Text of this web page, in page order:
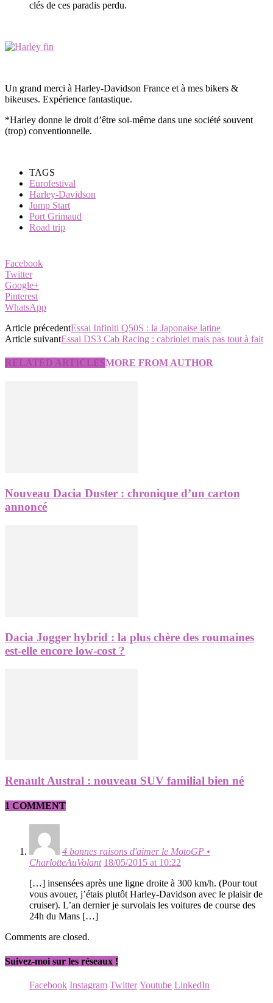
clés de ces paradis perdu.
Un grand merci à Harley-Davidson France et à mes bikers &
bikeuses. Expérience fantastique.
*Harley donne le droit d’être soi-même dans une société souvent
(trop) conventionnelle.
TAGS
Eurofestival
Harley-Davidson
Jump Start
Port Grimaud
Road trip
Facebook
Twitter
Google+
Pinterest
WhatsApp
Article précedentEssai Infiniti Q50S : la Japonaise latine
Article suivantEssai DS3 Cab Racing : cabriolet mais pas tout à fait
RELATED ARTICLESMORE FROM AUTHOR
Nouveau Dacia Duster : chronique d’un carton
annoncé
Dacia Jogger hybrid : la plus chère des roumaines
est-elle encore low-cost ?
Renault Austral : nouveau SUV familial bien né
1 COMMENT
4 bonnes raisons d'aimer le MotoGP •
CharlotteAuVolant 18/05/2015 at 10:22
[…] insensées après une ligne droite à 300 km/h. (Pour tout
vous avouer, j’étais plutôt Harley-Davidson avec le plaisir de
cruiser). L’an dernier je survolais les voitures de course des
24h du Mans […]
Comments are closed.
Suivez-moi sur les réseaux !
Facebook Instagram Twitter Youtube LinkedIn